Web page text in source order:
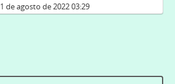
1 de agosto de 2022 03:29